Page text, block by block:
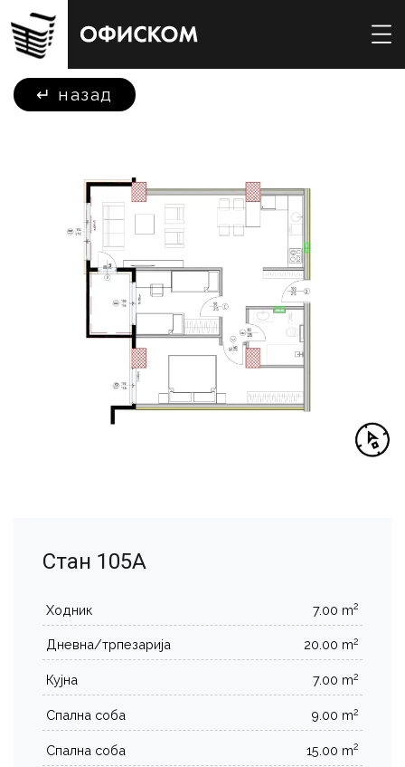
↵ назад
Стан 105А
Ходник 7.00 m2
Дневна/трпезарија 20.00 m2
Кујна 7.00 m2
Спална соба 9.00 m2
Спална соба 15.00 m2